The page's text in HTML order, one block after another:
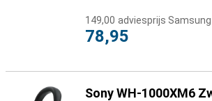
149,00 adviesprijs Samsung
78,95
Sony WH-1000XM6